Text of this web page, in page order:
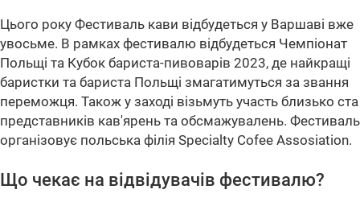
Цього року Фестиваль кави відбудеться у Варшаві вже
увосьме. В рамках фестивалю відбудеться Чемпіонат
Польщі та Кубок бариста-пивоварів 2023, де найкращі
баристки та бариста Польщі змагатимуться за звання
переможця. Також у заході візьмуть участь близько ста
представників кав'ярень та обсмажувалень. Фестиваль
організовує польська філія Specialty Cofee Assosiation.
Що чекає на відвідувачів фестивалю?